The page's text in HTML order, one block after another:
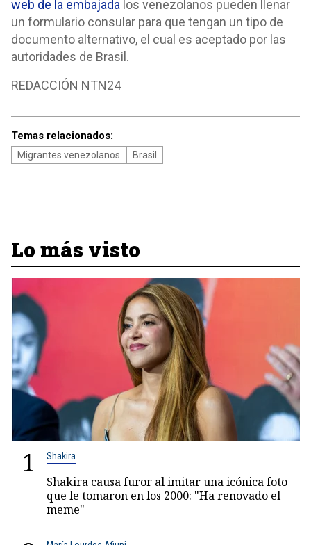
web de la embajada los venezolanos pueden llenar
un formulario consular para que tengan un tipo de
documento alternativo, el cual es aceptado por las
autoridades de Brasil.
REDACCIÓN NTN24
Temas relacionados:
Migrantes venezolanos Brasil
Lo más visto
1 Shakira
Shakira causa furor al imitar una icónica foto
que le tomaron en los 2000: "Ha renovado el
meme"